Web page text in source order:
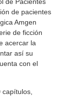
de pacientes
Amgen
de ficción
acercar la
así su
con el